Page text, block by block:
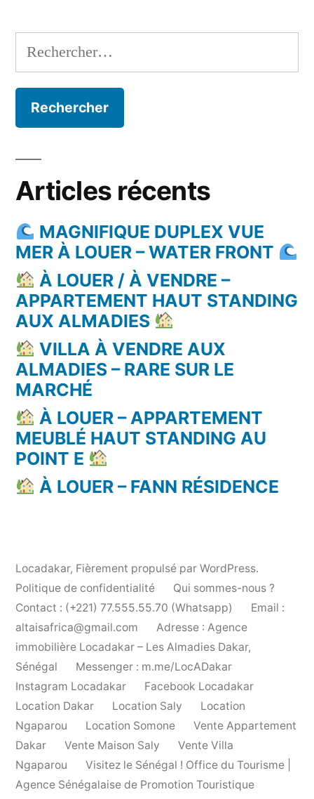
Rechercher :
Articles récents
MAGNIFIQUE DUPLEX VUE
MER À LOUER – WATER FRONT
À LOUER / À VENDRE –
APPARTEMENT HAUT STANDING
AUX ALMADIES
VILLA À VENDRE AUX
ALMADIES – RARE SUR LE
MARCHÉ
À LOUER – APPARTEMENT
MEUBLÉ HAUT STANDING AU
POINT E
À LOUER – FANN RÉSIDENCE
Locadakar, Fièrement propulsé par WordPress.
Politique de confidentialité
Qui sommes-nous ?
Contact : (+221) 77.555.55.70 (Whatsapp)
Email :
altaisafrica@gmail.com
Adresse : Agence
immobilière Locadakar – Les Almadies Dakar,
Sénégal
Messenger : m.me/LocADakar
Instagram Locadakar
Facebook Locadakar
Location Dakar
Location Saly
Location
Ngaparou
Location Somone
Vente Appartement
Dakar
Vente Maison Saly
Vente Villa
Ngaparou
Visitez le Sénégal ! Office du Tourisme |
Agence Sénégalaise de Promotion Touristique